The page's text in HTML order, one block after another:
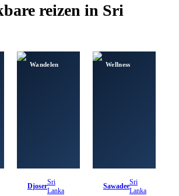
reizen in Sri
Wandelen
Djoser
Sri
Lanka
Wellness
Sawadee
Sri
Lanka